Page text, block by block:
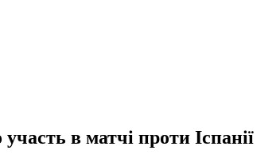
в матчі проти Іспанії